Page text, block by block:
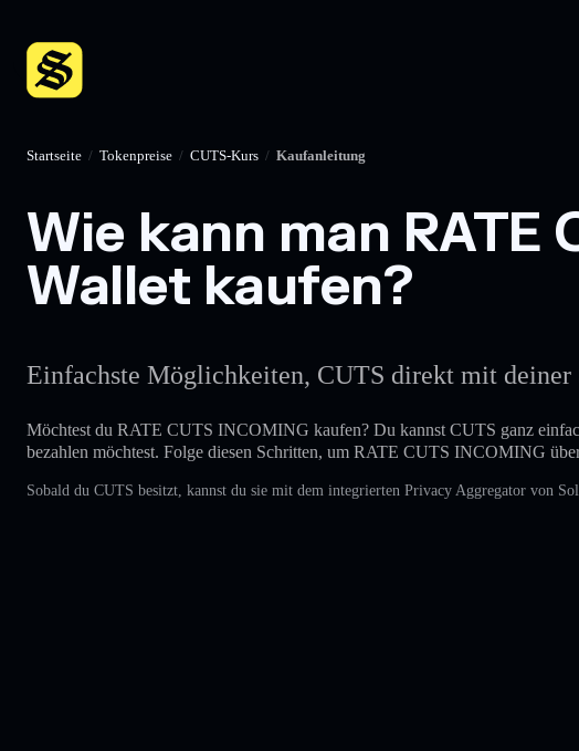
Startseite / Tokenpreise / CUTS-Kurs / Kaufanleitung
Wie kann man RATE
Wallet kaufen?
Einfachste Möglichkeiten, CUTS direkt mit
Möchtest du RATE CUTS INCOMING kaufen? Du kannst CUTS ganz
bezahlen möchtest. Folge diesen Schritten, um RATE CUTS INCOMING
Sobald du CUTS besitzt, kannst du sie mit dem integrierten Privacy Aggregator von